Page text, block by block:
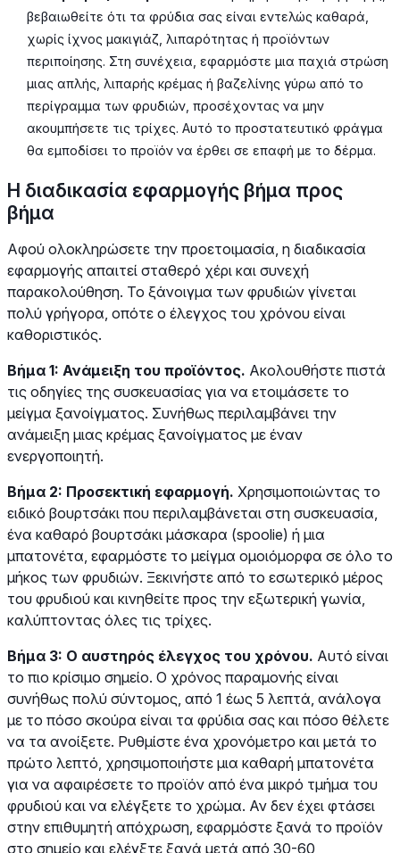
βεβαιωθείτε ότι τα φρύδια σας είναι εντελώς καθαρά,
χωρίς ίχνος μακιγιάζ, λιπαρότητας ή προϊόντων
περιποίησης. Στη συνέχεια, εφαρμόστε μια παχιά στρώση
μιας απλής, λιπαρής κρέμας ή βαζελίνης γύρω από το
περίγραμμα των φρυδιών, προσέχοντας να μην
ακουμπήσετε τις τρίχες. Αυτό το προστατευτικό φράγμα
θα εμποδίσει το προϊόν να έρθει σε επαφή με το δέρμα.
Η διαδικασία εφαρμογής βήμα προς
βήμα
Αφού ολοκληρώσετε την προετοιμασία, η διαδικασία
εφαρμογής απαιτεί σταθερό χέρι και συνεχή
παρακολούθηση. Το ξάνοιγμα των φρυδιών γίνεται
πολύ γρήγορα, οπότε ο έλεγχος του χρόνου είναι
καθοριστικός.
Βήμα 1: Ανάμειξη του προϊόντος. Ακολουθήστε πιστά
τις οδηγίες της συσκευασίας για να ετοιμάσετε το
μείγμα ξανοίγματος. Συνήθως περιλαμβάνει την
ανάμειξη μιας κρέμας ξανοίγματος με έναν
ενεργοποιητή.
Βήμα 2: Προσεκτική εφαρμογή. Χρησιμοποιώντας το
ειδικό βουρτσάκι που περιλαμβάνεται στη συσκευασία,
ένα καθαρό βουρτσάκι μάσκαρα (spoolie) ή μια
μπατονέτα, εφαρμόστε το μείγμα ομοιόμορφα σε όλο το
μήκος των φρυδιών. Ξεκινήστε από το εσωτερικό μέρος
του φρυδιού και κινηθείτε προς την εξωτερική γωνία,
καλύπτοντας όλες τις τρίχες.
Βήμα 3: Ο αυστηρός έλεγχος του χρόνου. Αυτό είναι
το πιο κρίσιμο σημείο. Ο χρόνος παραμονής είναι
συνήθως πολύ σύντομος, από 1 έως 5 λεπτά, ανάλογα
με το πόσο σκούρα είναι τα φρύδια σας και πόσο θέλετε
να τα ανοίξετε. Ρυθμίστε ένα χρονόμετρο και μετά το
πρώτο λεπτό, χρησιμοποιήστε μια καθαρή μπατονέτα
για να αφαιρέσετε το προϊόν από ένα μικρό τμήμα του
φρυδιού και να ελέγξετε το χρώμα. Αν δεν έχει φτάσει
στην επιθυμητή απόχρωση, εφαρμόστε ξανά το προϊόν
στο σημείο και ελέγξτε ξανά μετά από 30-60